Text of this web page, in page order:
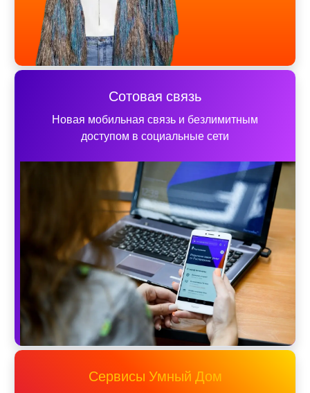
Сотовая связь
Новая мобильная связь и безлимитным
доступом в социальные сети
Сервисы Умный Дом